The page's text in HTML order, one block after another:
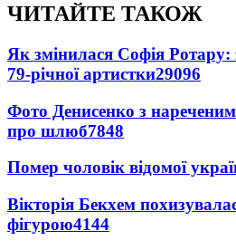
ЧИТАЙТЕ ТАКОЖ
Як змінилася Софія Ротару:
79-річної артистки29096
Фото Денисенко з
про шлюб7848
Помер чоловік відомої
Вікторія Бекхем
фігурою4144